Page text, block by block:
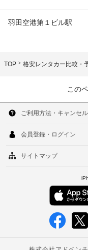
羽田空港第１ビル駅
TOP 格安レンタカー比較・
この